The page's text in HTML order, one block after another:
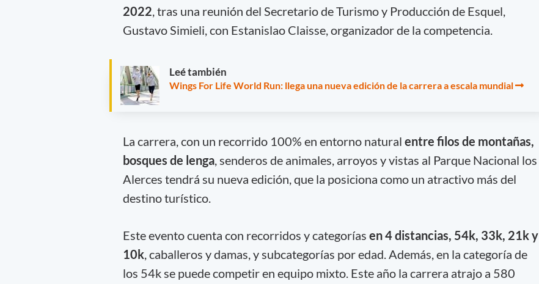
2022 , tras una reunión del Secretario de Turismo y Producción de Esquel,
Gustavo Simieli, con Estanislao Claisse, organizador de la competencia.
Leé también
Wings For Life World Run: llega una nueva edición de la carrera a escala mundial
La carrera, con un recorrido 100% en entorno natural entre filos de montañas,
bosques de lenga, senderos de animales, arroyos y vistas al Parque Nacional los
Alerces tendrá su nueva edición, que la posiciona como un atractivo más del
destino turístico.
Este evento cuenta con recorridos y categorías en 4 distancias, 54k, 33k, 21k y
10k, caballeros y damas, y subcategorías por edad. Además, en la categoría de
los 54k se puede competir en equipo mixto. Este año la carrera atrajo a 580